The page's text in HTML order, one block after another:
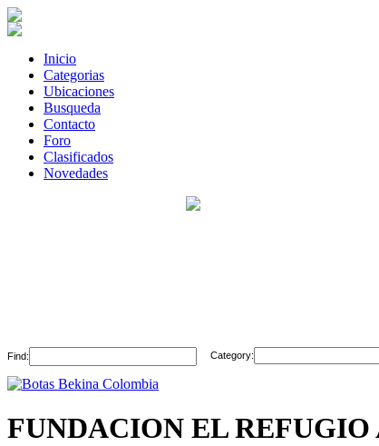
Inicio
Categorias
Ubicaciones
Busqueda
Contacto
Foro
Clasificados
Novedades
Find: Category:
FUNDACION EL